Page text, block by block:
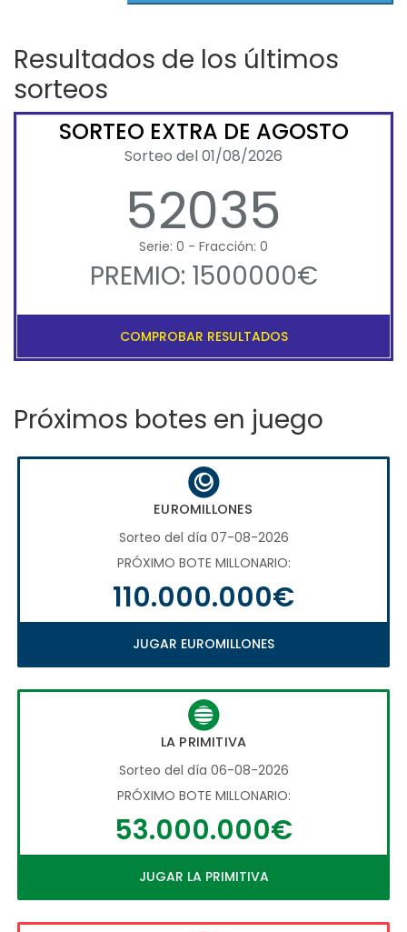
Resultados de los últimos
sorteos
SORTEO EXTRA DE AGOSTO
Sorteo del 01/08/2026
52035
Serie: 0 - Fracción: 0
PREMIO: 1500000€
COMPROBAR RESULTADOS
Próximos botes en juego
EUROMILLONES
Sorteo del día 07-08-2026
PRÓXIMO BOTE MILLONARIO:
110.000.000€
JUGAR EUROMILLONES
LA PRIMITIVA
Sorteo del día 06-08-2026
PRÓXIMO BOTE MILLONARIO:
53.000.000€
JUGAR LA PRIMITIVA